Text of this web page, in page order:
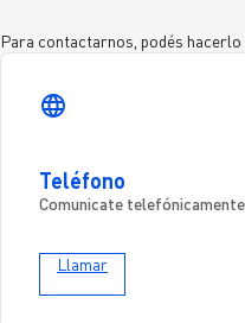
Para contactarnos, podés hacerlo
Teléfono
Comunicate
Llamar